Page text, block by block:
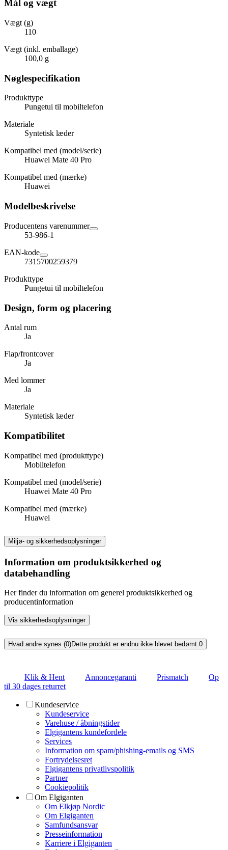
Mål og vægt
Vægt (g)
110
Vægt (inkl. emballage)
100,0 g
Nøglespecifikation
Produkttype
Pungetui til mobiltelefon
Materiale
Syntetisk læder
Kompatibel med (model/serie)
Huawei Mate 40 Pro
Kompatibel med (mærke)
Huawei
Modelbeskrivelse
Producentens varenummer
53-986-1
EAN-kode
7315700259379
Produkttype
Pungetui til mobiltelefon
Design, form og placering
Antal rum
Ja
Flap/frontcover
Ja
Med lommer
Ja
Materiale
Syntetisk læder
Kompatibilitet
Kompatibel med (produkttype)
Mobiltelefon
Kompatibel med (model/serie)
Huawei Mate 40 Pro
Kompatibel med (mærke)
Huawei
Miljø- og sikkerhedsoplysninger
Information om produktsikkerhed og
databehandling
Her finder du information om generel produktsikkerhed og
producentinformation
Vis sikkerhedsoplysninger
Hvad andre synes (0)Dette produkt er endnu ikke blevet bedømt.0
Klik & Hent Annoncegaranti Prismatch
Op
til 30 dages returret
Kundeservice
Kundeservice
Varehuse / åbningstider
Elgigantens kundefordele
Services
Information om spam/phishing-emails og SMS
Fortrydelsesret
Elgigantens privatlivspolitik
Partner
Cookiepolitik
Om Elgiganten
Om Elkjøp Nordic
Om Elgiganten
Samfundsansvar
Presseinformation
Karriere i Elgiganten